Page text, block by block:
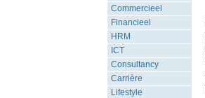
Commercieel
Financieel
HRM
ICT
Consultancy
Carrière
Lifestyle